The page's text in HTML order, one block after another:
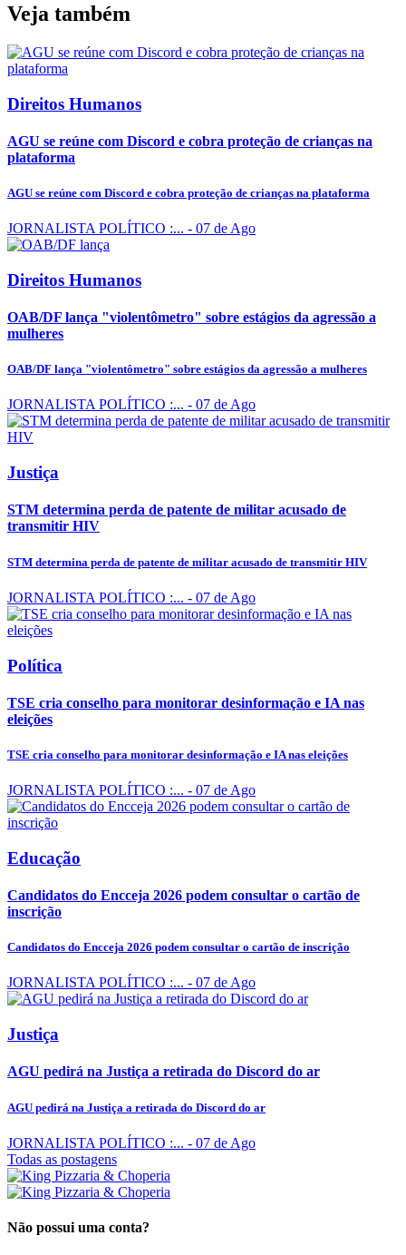
Veja também
Direitos Humanos
AGU se reúne com Discord e cobra proteção de crianças na
plataforma
AGU se reúne com Discord e cobra proteção de crianças na plataforma
JORNALISTA POLÍTICO :... - 07 de Ago
Direitos Humanos
OAB/DF lança "violentômetro" sobre estágios da agressão a
mulheres
OAB/DF lança "violentômetro" sobre estágios da agressão a mulheres
JORNALISTA POLÍTICO :... - 07 de Ago
Justiça
STM determina perda de patente de militar acusado de
transmitir HIV
STM determina perda de patente de militar acusado de transmitir HIV
JORNALISTA POLÍTICO :... - 07 de Ago
Política
TSE cria conselho para monitorar desinformação e IA nas
eleições
TSE cria conselho para monitorar desinformação e IA nas eleições
JORNALISTA POLÍTICO :... - 07 de Ago
Educação
Candidatos do Encceja 2026 podem consultar o cartão de
inscrição
Candidatos do Encceja 2026 podem consultar o cartão de inscrição
JORNALISTA POLÍTICO :... - 07 de Ago
Justiça
AGU pedirá na Justiça a retirada do Discord do ar
AGU pedirá na Justiça a retirada do Discord do ar
JORNALISTA POLÍTICO :... - 07 de Ago
Todas as postagens
Não possui uma conta?